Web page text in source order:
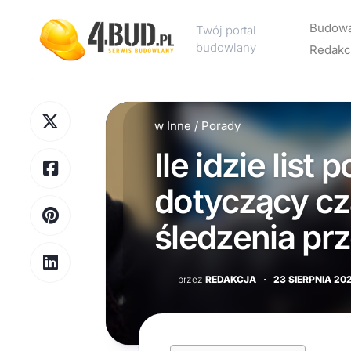
content
Twój portal
budowlany
w Inne / Porady
Ile idzie list
dotyczący
śledzenia
przez REDAKCJA · 23 SIERPNIA